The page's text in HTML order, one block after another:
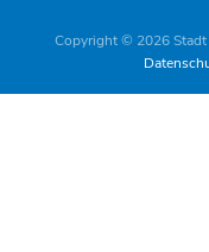
Copyright © 2026